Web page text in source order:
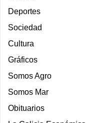
Deportes
Sociedad
Cultura
Gráficos
Somos Agro
Somos Mar
Obituarios